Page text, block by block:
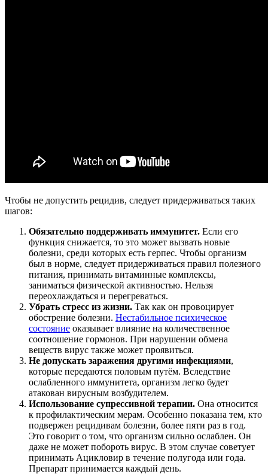
Чтобы не допустить рецидив, следует придерживаться таких
шагов:
Обязательно поддерживать иммунитет. Если его
функция снижается, то это может вызвать новые
болезни, среди которых есть герпес. Чтобы организм
был в норме, следует придерживаться правил полезного
питания, принимать витаминные комплексы,
заниматься физической активностью. Нельзя
переохлаждаться и перегреваться.
Убрать стресс из жизни. Так как он провоцирует
обострение болезни. Нестабильное психическое
состояние оказывает влияние на количественное
соотношение гормонов. При нарушении обмена
веществ вирус также может проявиться.
Не допускать заражения другими инфекциями,
которые передаются половым путём. Вследствие
ослабленного иммунитета, организм легко будет
атакован вирусным возбудителем.
Использование супрессивной терапии. Она относится
к профилактическим мерам. Особенно показана тем, кто
подвержен рецидивам болезни, более пяти раз в год.
Это говорит о том, что организм сильно ослаблен. Он
даже не может побороть вирус. В этом случае советует
принимать Ацикловир в течение полугода или года.
Препарат принимается каждый день.